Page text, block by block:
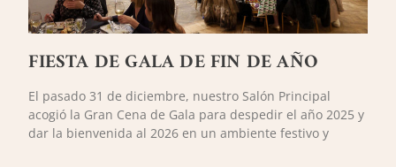
FIESTA DE GALA DE FIN DE AÑO
El pasado 31 de diciembre, nuestro Salón Principal
acogió la Gran Cena de Gala para despedir el año 2025 y
dar la bienvenida al 2026 en un ambiente festivo y